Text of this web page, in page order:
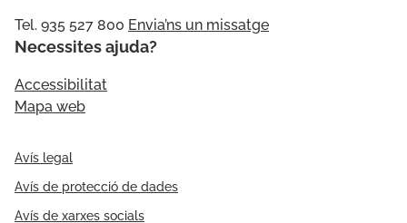
Tel. 935 527 800 Envia’ns un missatge
Necessites ajuda?
Accessibilitat
Mapa web
Avís legal
Avís de protecció de dades
Avís de xarxes socials